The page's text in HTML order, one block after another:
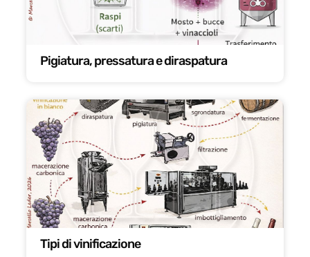
Pigiatura, pressatura e diraspatura
Tipi di vinificazione